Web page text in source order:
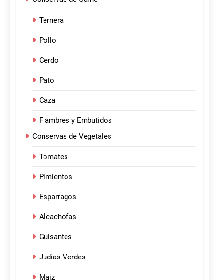
Ternera
Pollo
Cerdo
Pato
Caza
Fiambres y Embutidos
Conservas de Vegetales
Tomates
Pimientos
Esparragos
Alcachofas
Guisantes
Judias Verdes
Maiz